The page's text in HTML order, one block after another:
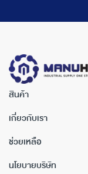
สินค้า
เกี่ยวกับเรา
ช่วยเหลือ
นโยบายบริษัท